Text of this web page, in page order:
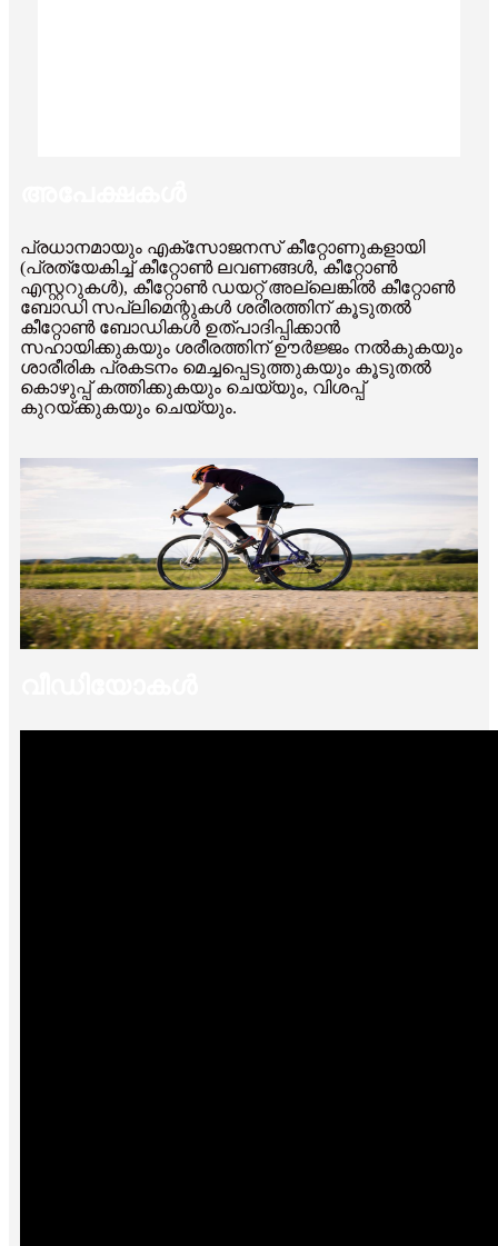
പ്രധാനമായും എക്സോജനസ് കീറ്റോണുകളായി
(പ്രത്യേകിച്ച് കീറ്റോൺ ലവണങ്ങൾ, കീറ്റോൺ
എസ്റ്ററുകൾ), കീറ്റോൺ ഡയറ്റ് അല്ലെങ്കിൽ കീറ്റോൺ
ബോഡി സപ്ലിമെന്റുകൾ ശരീരത്തിന് കൂടുതൽ
കീറ്റോൺ ബോഡികൾ ഉത്പാദിപ്പിക്കാൻ
സഹായിക്കുകയും ശരീരത്തിന് ഊർജ്ജം നൽകുകയും
ശാരീരിക പ്രകടനം മെച്ചപ്പെടുത്തുകയും കൂടുതൽ
കൊഴുപ്പ് കത്തിക്കുകയും ചെയ്യും, വിശപ്പ്
കുറയ്ക്കുകയും ചെയ്യും.